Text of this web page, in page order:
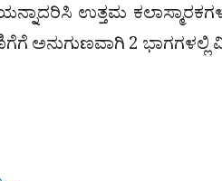
ಉತ್ತಮ
ಅನುಗುಣವಾಗಿ 2